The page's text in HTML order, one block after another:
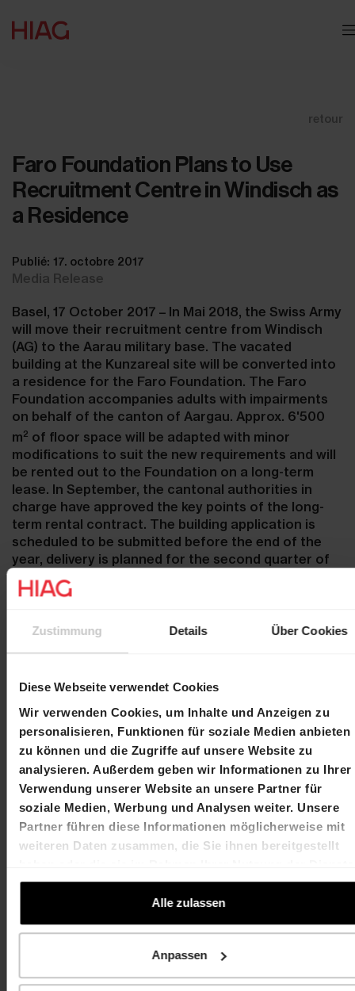
Zustimmung Details Über Cookies
Diese Webseite verwendet Cookies
Wir verwenden Cookies, um Inhalte und Anzeigen zu
personalisieren, Funktionen für soziale Medien anbieten
zu können und die Zugriffe auf unsere Website zu
analysieren. Außerdem geben wir Informationen zu Ihrer
Verwendung unserer Website an unsere Partner für
soziale Medien, Werbung und Analysen weiter. Unsere
Partner führen diese Informationen möglicherweise mit
weiteren Daten zusammen, die Sie ihnen bereitgestellt
gesammelt haben.
Alle zulassen
Anpassen
retour
Faro Foundation Plans to Use
Recruitment Centre in Windisch as
a Residence
Publié: 17. octobre 2017
Media Release
Basel, 17 October 2017 – In Mai 2018, the Swiss Army
will move their recruitment centre from Windisch
(AG) to the Aarau military base. The vacated
building at the Kunzareal site will be converted into
a residence for the Faro Foundation. The Faro
Foundation accompanies adults with impairments
on behalf of the canton of Aargau. Approx. 6'500
m2 of floor space will be adapted with minor
modifications to suit the new requirements and will
be rented out to the Foundation on a long-term
lease. In September, the cantonal authorities in
charge have approved the key points of the long-
term rental contract. The building application is
scheduled to be submitted before the end of the
year, delivery is planned for the second quarter of
2019.
Chief Executive Officer
T +41 61 606 55 00
martin.durchschlag@hiag.com
Chief Financial Officer
T +41 61 606 55 00
HIAG Immobilien Holding AG
Aeschenplatz 7
4052 Basel
investor.relations@hiag.com
www.hiag.com